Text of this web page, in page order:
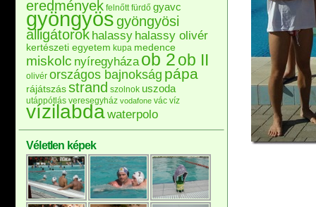
eredmények felnőtt fürdő gyavc
gyöngyösgyöngyösi
alligátorok halassy halassy olivér
kertészeti egyetem kupa medence
miskolc nyíregyháza ob 2ob II
olivér országos bajnokság pápa
rájátszás strand szolnok uszoda
utánpótlás veresegyház vodafone vác víz
vízilabdawaterpolo
Véletlen képek